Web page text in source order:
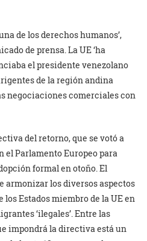
de los derechos humanos’,
de prensa. La UE ‘ha
el presidente venezolano
de la región andina
negociaciones comerciales con
del retorno, que se votó a
el Parlamento Europeo para
formal en otoño. El
armonizar los diversos aspectos
Estados miembro de la UE en
‘ilegales’. Entre las
impondrá la directiva está un